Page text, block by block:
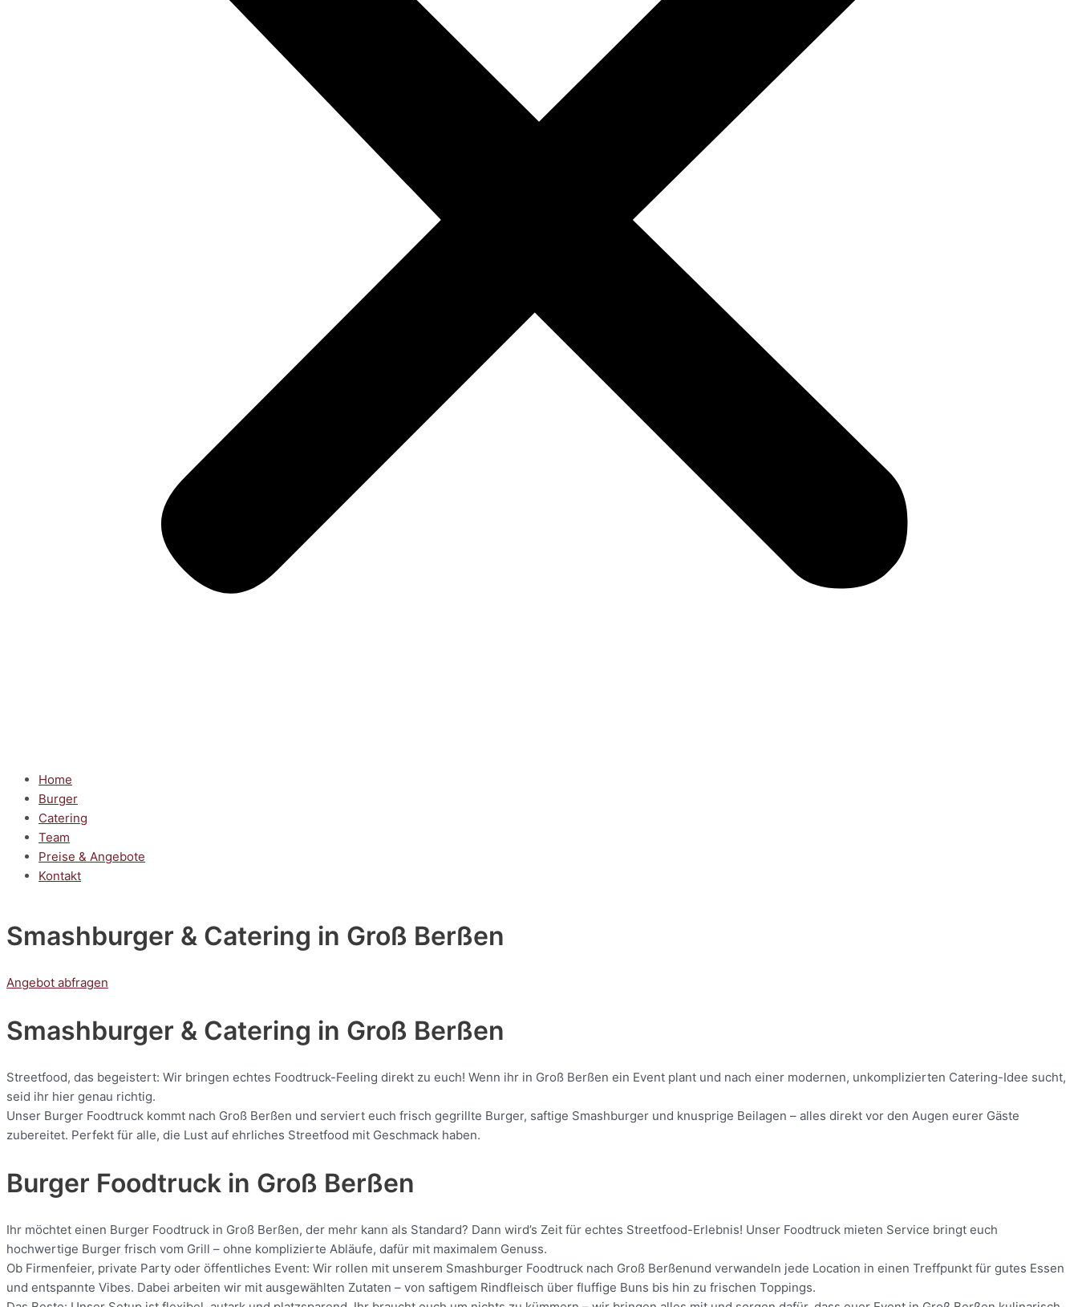
Home
Burger
Catering
Team
Preise & Angebote
Kontakt
Smashburger & Catering in Groß Berßen
Angebot abfragen
Smashburger & Catering in Groß Berßen
Streetfood, das begeistert: Wir bringen echtes Foodtruck-Feeling direkt zu euch! Wenn ihr in Groß Berßen ein Event plant und nach einer modernen, unkomplizierten Catering-Idee sucht,
seid ihr hier genau richtig.
Unser Burger Foodtruck kommt nach Groß Berßen und serviert euch frisch gegrillte Burger, saftige Smashburger und knusprige Beilagen – alles direkt vor den Augen eurer Gäste
zubereitet. Perfekt für alle, die Lust auf ehrliches Streetfood mit Geschmack haben.
Burger Foodtruck in Groß Berßen
Ihr möchtet einen Burger Foodtruck in Groß Berßen, der mehr kann als Standard? Dann wird’s Zeit für echtes Streetfood-Erlebnis! Unser Foodtruck mieten Service bringt euch
hochwertige Burger frisch vom Grill – ohne komplizierte Abläufe, dafür mit maximalem Genuss.
Ob Firmenfeier, private Party oder öffentliches Event: Wir rollen mit unserem Smashburger Foodtruck nach Groß Berßenund verwandeln jede Location in einen Treffpunkt für gutes Essen
und entspannte Vibes. Dabei arbeiten wir mit ausgewählten Zutaten – von saftigem Rindfleisch über fluffige Buns bis hin zu frischen Toppings.